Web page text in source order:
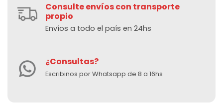
Consulte envíos con transporte
propio
Envíos a todo el país en 24hs
¿Consultas?
Escribinos por Whatsapp de 8 a 16hs